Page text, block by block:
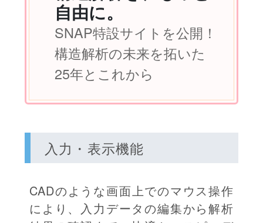
自由に。
SNAP特設サイトを公開！
構造解析の未来を拓いた
25年とこれから
入力・表示機能
CADのような画面上でのマウス操作
により、入力データの編集から解析